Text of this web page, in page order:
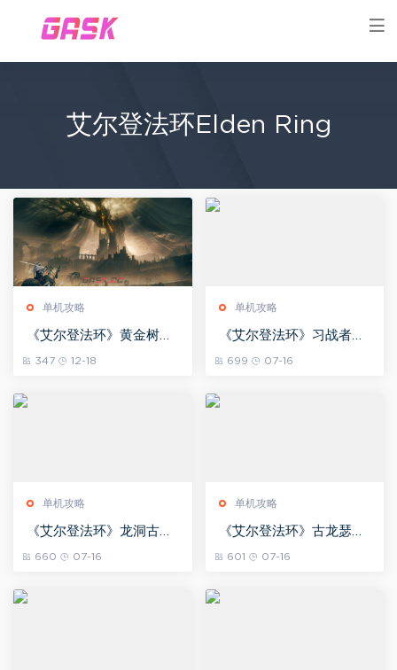
艾尔登法环Elden Ring
单机攻略
《艾尔登法环》黄金树幽
347 12-18
单机攻略
《艾尔登法环》习战者破
699 07-16
单机攻略
《艾尔登法环》龙洞古龙
660 07-16
单机攻略
《艾尔登法环》古龙瑟涅
601 07-16